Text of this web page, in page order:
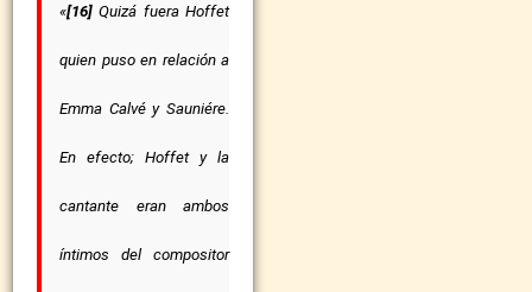
«[16] Quizá fuera Hoffet
quien puso en relación a
Emma Calvé y Sauniére.
En efecto; Hoffet y la
cantante eran ambos
íntimos del compositor